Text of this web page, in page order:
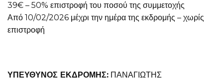
39€ – 50% επιστροφή του ποσού της συμμετοχής
Από 10/02/2026 μέχρι την ημέρα της εκδρομής – χωρίς
επιστροφή
ΥΠΕΥΘΥΝΟΣ ΕΚΔΡΟΜΗΣ: ΠΑΝΑΓΙΩΤΗΣ